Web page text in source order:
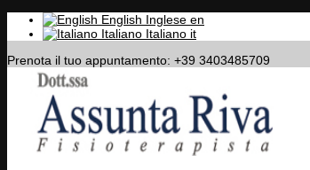
English Inglese en
Italiano Italiano it
Prenota il tuo appuntamento: +39 3403485709